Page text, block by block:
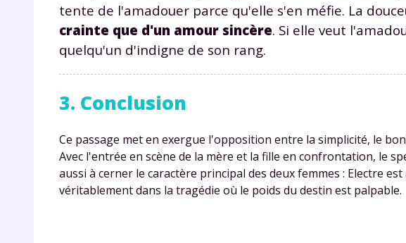
tente de l'amadouer parce qu'elle s'en méfie. La
crainte que d'un amour sincère. Si elle veut
quelqu'un d'indigne de son rang.
3. Conclusion
Ce passage met en exergue l'opposition entre la simplicité, le
Avec l'entrée en scène de la mère et la fille en confrontation, le
aussi à cerner le caractère principal des deux femmes : Electre
véritablement dans la tragédie où le poids du destin est palpable.
J’accepte de
part de